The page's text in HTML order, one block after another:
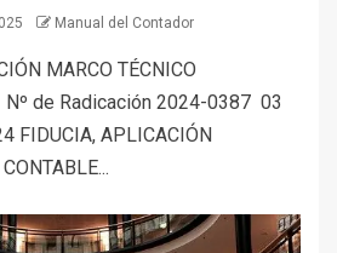
Manual del Contador
MARCO TÉCNICO
Nº de Radicación 2024-0387 03
FIDUCIA, APLICACIÓN